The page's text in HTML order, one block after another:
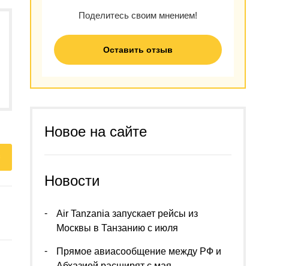
Поделитесь своим мнением!
Оставить отзыв
Новое на сайте
Новости
Air Tanzania запускает рейсы из
Москвы в Танзанию с июля
Прямое авиасообщение между РФ и